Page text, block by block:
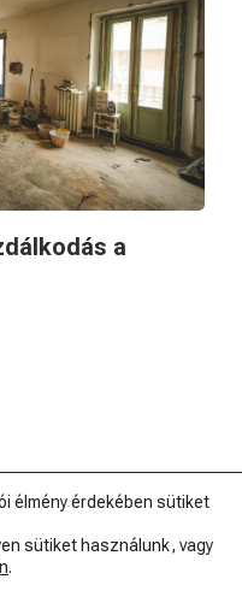
a
élmény érdekében sütiket
sütiket használunk, vagy
.